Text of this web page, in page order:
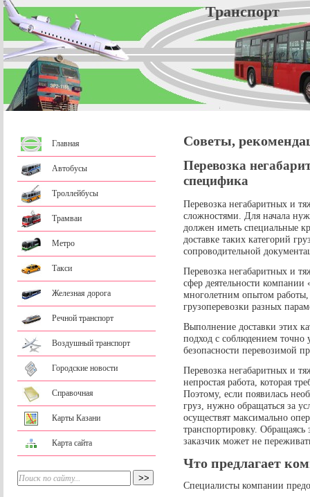
Главная
Автобусы
Троллейбусы
Трамваи
Метро
Такси
Железная дорога
Речной транспорт
Воздушный транспорт
Городские новости
Справочная
Карты Казани
Карта сайта
Советы,
Перевозка
специфика
Перевозка негабаритных и
сложностями. Для начала
должен иметь специальные
доставке таких категорий
сопроводительной
Перевозка негабаритных и
сфер деятельности
многолетним опытом работы,
грузоперевозки разных
Выполнение доставки этих
подход с соблюдением точно
безопасности перевозимой
Перевозка негабаритных и
непростая работа, которая
Поэтому, если появилась
груз, нужно обращаться за
осуществят максимально
транспортировку.
заказчик может не
Что предлагает
Специалисты компании